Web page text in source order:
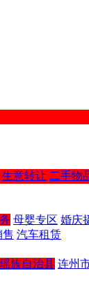
生意转让 二手物
母婴专区 婚庆
汽车租赁
族自治县 连州